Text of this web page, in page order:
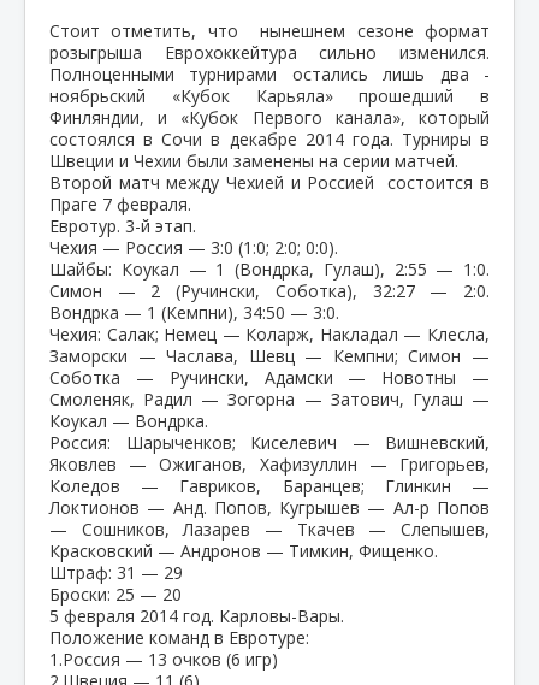
Стоит отметить, что нынешнем сезоне формат
розыгрыша Еврохоккейтура сильно изменился.
Полноценными турнирами остались лишь два -
ноябрьский «Кубок Карьяла» прошедший в
Финляндии, и «Кубок Первого канала», который
состоялся в Сочи в декабре 2014 года. Турниры в
Швеции и Чехии были заменены на серии матчей.
Второй матч между Чехией и Россией состоится в
Праге 7 февраля.
Евротур. 3-й этап.
Чехия — Россия — 3:0 (1:0; 2:0; 0:0).
Шайбы: Коукал — 1 (Вондрка, Гулаш), 2:55 — 1:0.
Симон — 2 (Ручински, Соботка), 32:27 — 2:0.
Вондрка — 1 (Кемпни), 34:50 — 3:0.
Чехия: Салак; Немец — Коларж, Накладал — Клесла,
Заморски — Часлава, Шевц — Кемпни; Симон —
Соботка — Ручински, Адамски — Новотны —
Смоленяк, Радил — Зогорна — Затович, Гулаш —
Коукал — Вондрка.
Россия: Шарыченков; Киселевич — Вишневский,
Яковлев — Ожиганов, Хафизуллин — Григорьев,
Коледов — Гавриков, Баранцев; Глинкин —
Локтионов — Анд. Попов, Кугрышев — Ал-р Попов
— Сошников, Лазарев — Ткачев — Слепышев,
Красковский — Андронов — Тимкин, Фищенко.
Штраф: 31 — 29
Броски: 25 — 20
5 февраля 2014 год. Карловы-Вары.
Положение команд в Евротуре:
1.Россия — 13 очков (6 игр)
2.Швеция — 11 (6)